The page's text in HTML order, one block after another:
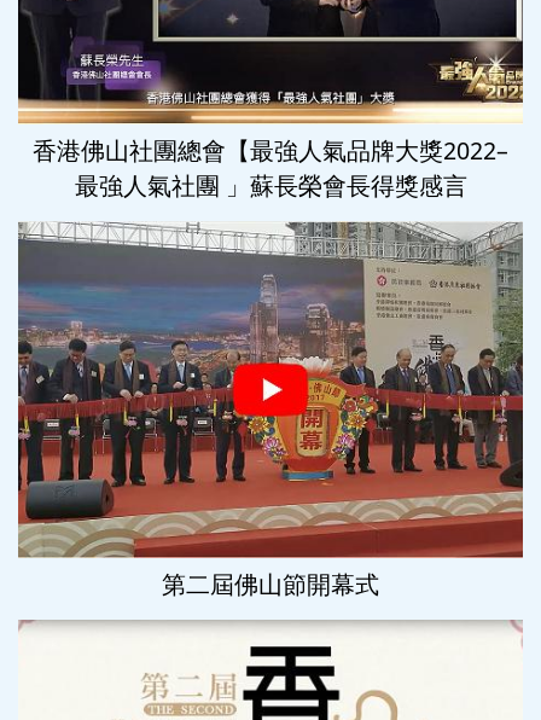
香港佛山社團總會【最強人氣品牌大獎2022–
最強人氣社團 」蘇長榮會長得獎感言
第二屆佛山節開幕式